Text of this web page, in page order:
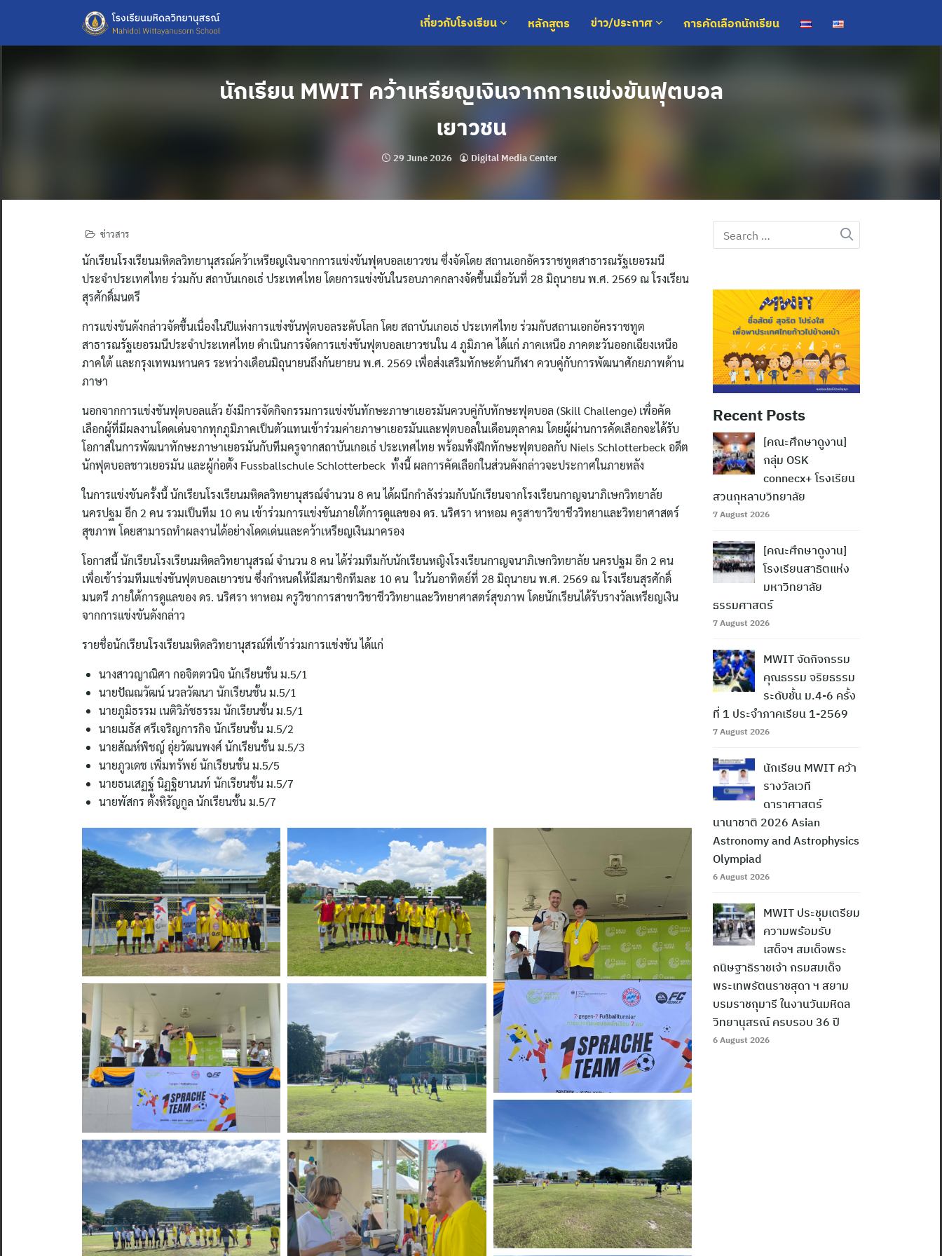
content
เกี่ยวกับโรงเรียน หลักสูตร ข่าว/ประกาศ การคัดเลือกนักเรียน
Search
for:
นักเรียน MWIT คว้าเหรียญเงินจากการแข่งขันฟุตบอล
เยาวชน
29 June 2026 Digital Media Center
ข่าวสาร
นักเรียนโรงเรียนมหิดลวิทยานุสรณ์คว้าเหรียญเงินจากการแข่งขันฟุตบอลเยาวชน ซึ่งจัดโดย สถานเอกอัครราชทูตสาธารณรัฐเยอรมนี
ประจำประเทศไทย ร่วมกับ สถาบันเกอเธ่ ประเทศไทย โดยการแข่งขันในรอบภาคกลางจัดขึ้นเมื่อวันที่ 28 มิถุนายน พ.ศ. 2569 ณ โรงเรียน
สุรศักดิ์มนตรี
การแข่งขันดังกล่าวจัดขึ้นเนื่องในปีแห่งการแข่งขันฟุตบอลระดับโลก โดย สถาบันเกอเธ่ ประเทศไทย ร่วมกับสถานเอกอัครราชทูต
สาธารณรัฐเยอรมนีประจำประเทศไทย ดำเนินการจัดการแข่งขันฟุตบอลเยาวชนใน 4 ภูมิภาค ได้แก่ ภาคเหนือ ภาคตะวันออกเฉียงเหนือ
ภาคใต้ และกรุงเทพมหานคร ระหว่างเดือนมิถุนายนถึงกันยายน พ.ศ. 2569 เพื่อส่งเสริมทักษะด้านกีฬา ควบคู่กับการพัฒนาศักยภาพด้าน
ภาษา
นอกจากการแข่งขันฟุตบอลแล้ว ยังมีการจัดกิจกรรมการแข่งขันทักษะภาษาเยอรมันควบคู่กับทักษะฟุตบอล (Skill Challenge) เพื่อคัด
เลือกผู้ที่มีผลงานโดดเด่นจากทุกภูมิภาคเป็นตัวแทนเข้าร่วมค่ายภาษาเยอรมันและฟุตบอลในเดือนตุลาคม โดยผู้ผ่านการคัดเลือกจะได้รับ
โอกาสในการพัฒนาทักษะภาษาเยอรมันกับทีมครูจากสถาบันเกอเธ่ ประเทศไทย พร้อมทั้งฝึกทักษะฟุตบอลกับ Niels Schlotterbeck อดีต
นักฟุตบอลชาวเยอรมัน และผู้ก่อตั้ง Fussballschule Schlotterbeck ทั้งนี้ ผลการคัดเลือกในส่วนดังกล่าวจะประกาศในภายหลัง
ในการแข่งขันครั้งนี้ นักเรียนโรงเรียนมหิดลวิทยานุสรณ์จำนวน 8 คน ได้ผนึกกำลังร่วมกับนักเรียนจากโรงเรียนกาญจนาภิเษกวิทยาลัย
นครปฐม อีก 2 คน รวมเป็นทีม 10 คน เข้าร่วมการแข่งขันภายใต้การดูแลของ ดร. นริศรา หาหอม ครูสาขาวิชาชีววิทยาและวิทยาศาสตร์
สุขภาพ โดยสามารถทำผลงานได้อย่างโดดเด่นและคว้าเหรียญเงินมาครอง
โอกาสนี้ นักเรียนโรงเรียนมหิดลวิทยานุสรณ์ จำนวน 8 คน ได้ร่วมทีมกับนักเรียนหญิงโรงเรียนกาญจนาภิเษกวิทยาลัย นครปฐม อีก 2 คน
เพื่อเข้าร่วมทีมแข่งขันฟุตบอลเยาวชน ซึ่งกำหนดให้มีสมาชิกทีมละ 10 คน ในวันอาทิตย์ที่ 28 มิถุนายน พ.ศ. 2569 ณ โรงเรียนสุรศักดิ์
มนตรี ภายใต้การดูแลของ ดร. นริศรา หาหอม ครูวิชาการสาขาวิชาชีววิทยาและวิทยาศาสตร์สุขภาพ โดยนักเรียนได้รับรางวัลเหรียญเงิน
จากการแข่งขันดังกล่าว
รายชื่อนักเรียนโรงเรียนมหิดลวิทยานุสรณ์ที่เข้าร่วมการแข่งขัน ได้แก่
นางสาวญาณิศา กอจิตตวนิจ นักเรียนชั้น ม.5/1
นายปัณณวัฒน์ นวลวัฒนา นักเรียนชั้น ม.5/1
นายภูมิธรรม เนติวิภัชธรรม นักเรียนชั้น ม.5/1
นายเมธัส ศรีเจริญการกิจ นักเรียนชั้น ม.5/2
นายสัณห์พิชญ์ อุ่ยวัฒนพงศ์ นักเรียนชั้น ม.5/3
นายภูวเดช เพิ่มทรัพย์ นักเรียนชั้น ม.5/5
นายธนเสฏฐ์ นิฏฐิยานนท์ นักเรียนชั้น ม.5/7
นายพัสกร ตั้งหิรัญกูล นักเรียนชั้น ม.5/7
Search
for:
Recent Posts
[คณะศึกษาดูงาน]
กลุ่ม OSK
connecx+ โรงเรียน
สวนกุหลาบวิทยาลัย
7 August 2026
[คณะศึกษาดูงาน]
โรงเรียนสาธิตแห่ง
มหาวิทยาลัย
ธรรมศาสตร์
7 August 2026
MWIT จัดกิจกรรม
คุณธรรม จริยธรรม
ระดับชั้น ม.4-6 ครั้ง
ที่ 1 ประจำภาคเรียน 1-2569
7 August 2026
นักเรียน MWIT คว้า
รางวัลเวที
ดาราศาสตร์
นานาชาติ 2026 Asian
Astronomy and Astrophysics
Olympiad
6 August 2026
MWIT ประชุมเตรียม
ความพร้อมรับ
เสด็จฯ สมเด็จพระ
กนิษฐาธิราชเจ้า กรมสมเด็จ
พระเทพรัตนราชสุดา ฯ สยาม
บรมราชกุมารี ในงานวันมหิดล
วิทยานุสรณ์ ครบรอบ 36 ปี
6 August 2026